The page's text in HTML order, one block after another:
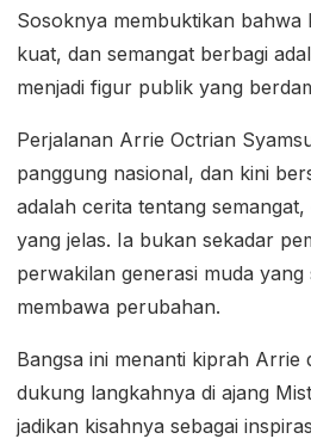
Sosoknya membuktikan bahwa
kuat, dan semangat berbagi
menjadi figur publik yang
Perjalanan Arrie Octrian
panggung nasional, dan kini
adalah cerita tentang
yang jelas. Ia bukan sekadar
perwakilan generasi muda
membawa perubahan.
Bangsa ini menanti kiprah Arrie
dukung langkahnya di ajang
jadikan kisahnya sebagai